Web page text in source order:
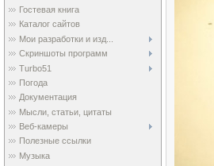
Гостевая книга
Каталог сайтов
Мои разработки и изд...
Скриншоты программ
Turbo51
Погода
Документация
Мысли, статьи, цитаты
Веб-камеры
Полезные ссылки
Музыка